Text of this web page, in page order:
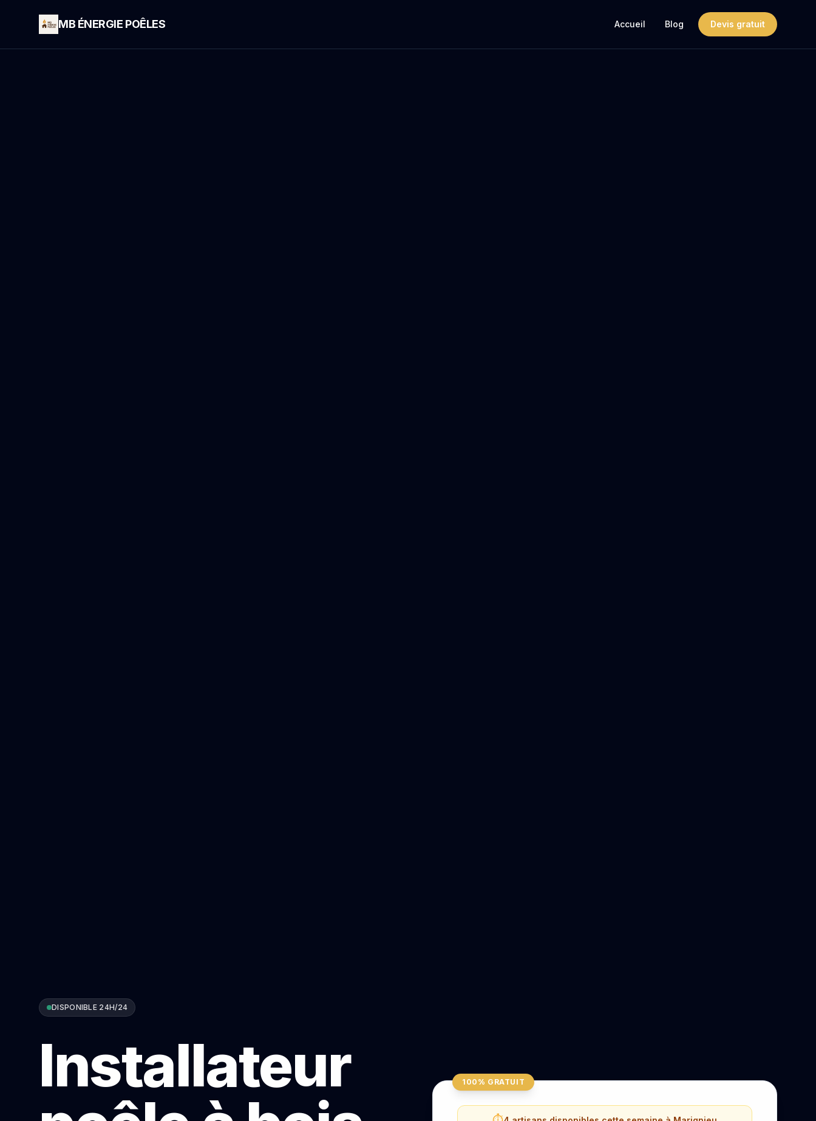
MB ÉNERGIE POÊLES Accueil Blog Devis gratuit
DISPONIBLE 24H/24
Installateur
100% GRATUIT